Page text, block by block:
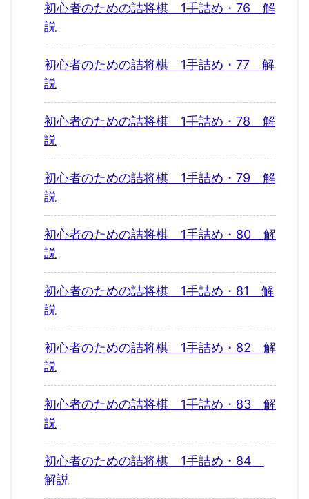
初心者のための詰将棋 1手詰め・76 解
説
初心者のための詰将棋 1手詰め・77 解
説
初心者のための詰将棋 1手詰め・78 解
説
初心者のための詰将棋 1手詰め・79 解
説
初心者のための詰将棋 1手詰め・80 解
説
初心者のための詰将棋 1手詰め・81 解
説
初心者のための詰将棋 1手詰め・82 解
説
初心者のための詰将棋 1手詰め・83 解
説
初心者のための詰将棋 1手詰め・84
解説